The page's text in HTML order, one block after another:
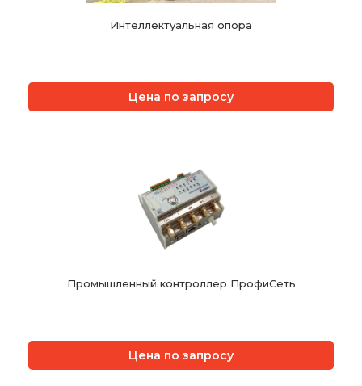
Интеллектуальная опора
Цена по запросу
Промышленный контроллер ПрофиСеть
Цена по запросу